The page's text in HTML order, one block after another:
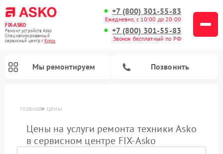
FIX-ASKO
Ремонт устройств Asko
Специализированный
cервисный центр г.Курск
+7 (800) 301-55-83
Ежедневно, с 10:00 до 20:00
+7 (800) 301-55-83
Звонок бесплатный по РФ
Мы ремонтируем Позвонить
главная цены
Цены на услуги ремонта техники Asko
в сервисном центре FIX-Asko